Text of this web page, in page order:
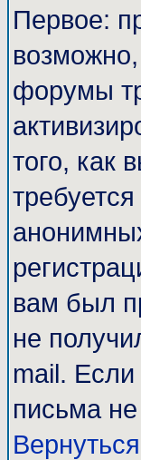
Первое:
форумы
того, как
вам был
не
mail.
письма